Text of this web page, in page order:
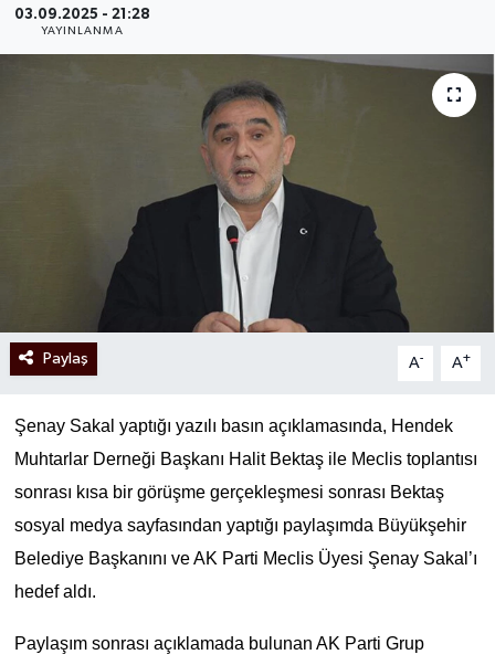
03.09.2025 - 21:28
YAYINLANMA
Paylaş A- A+
Şenay Sakal yaptığı yazılı basın açıklamasında, Hendek
Muhtarlar Derneği Başkanı Halit Bektaş ile Meclis toplantısı
sonrası kısa bir görüşme gerçekleşmesi sonrası Bektaş
sosyal medya sayfasından yaptığı paylaşımda Büyükşehir
Belediye Başkanını ve AK Parti Meclis Üyesi Şenay Sakal’ı
hedef aldı.
Paylaşım sonrası açıklamada bulunan AK Parti Grup